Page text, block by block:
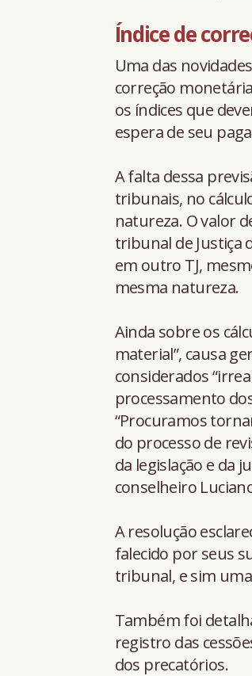
Índice de
Uma das
correção
os índices que
espera de seu
A falta dessa
tribunais, no
natureza. O valor
tribunal de Justiça
em outro TJ,
mesma natureza.
Ainda sobre os
material”, causa
considerados
processamento
“Procuramos
do processo de
da legislação e da
conselheiro
A resolução
falecido por seus
tribunal, e sim
Também foi
registro das
dos precatórios.